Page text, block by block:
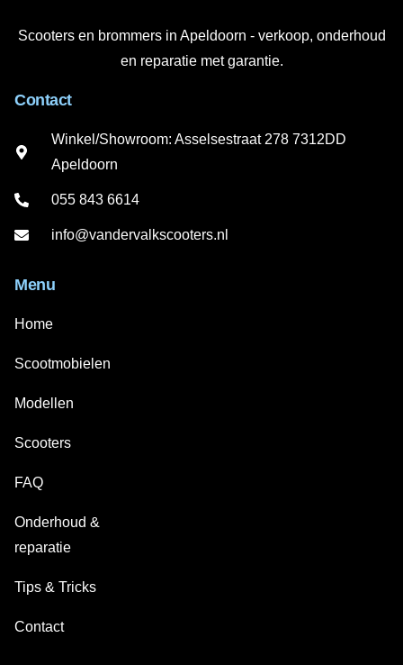
Scooters en brommers in Apeldoorn - verkoop, onderhoud
en reparatie met garantie.
Contact
Winkel/Showroom: Asselsestraat 278 7312DD
Apeldoorn
055 843 6614
info@vandervalkscooters.nl
Menu
Home
Scootmobielen
Modellen
Scooters
FAQ
Onderhoud &
reparatie
Tips & Tricks
Contact